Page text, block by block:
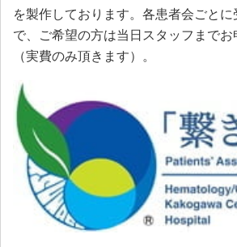
を製作しております。各患者会ごと
で、ご希望の方は当日スタッフまで
（実費のみ頂きます）。